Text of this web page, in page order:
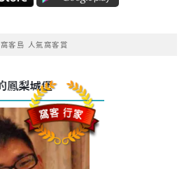
窩客島 人氣窩客賞